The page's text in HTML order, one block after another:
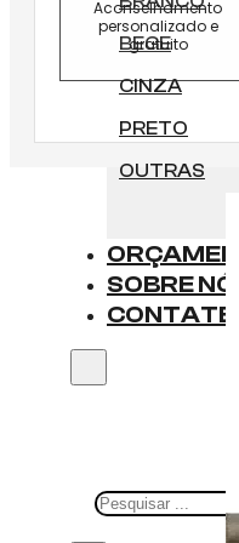
BEGE
CINZA
PRETO
OUTRAS
SOBRE NÓS
CONTATE-
Pesquisar
Aconselhamento
personalizado e
gratuito